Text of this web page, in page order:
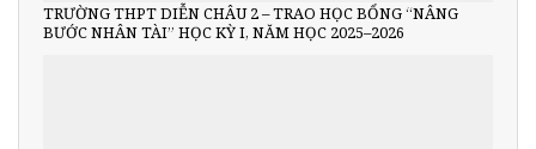
TRƯỜNG THPT DIỄN CHÂU 2 – TRAO HỌC BỔNG “NÂNG
BƯỚC NHÂN TÀI” HỌC KỲ I, NĂM HỌC 2025–2026